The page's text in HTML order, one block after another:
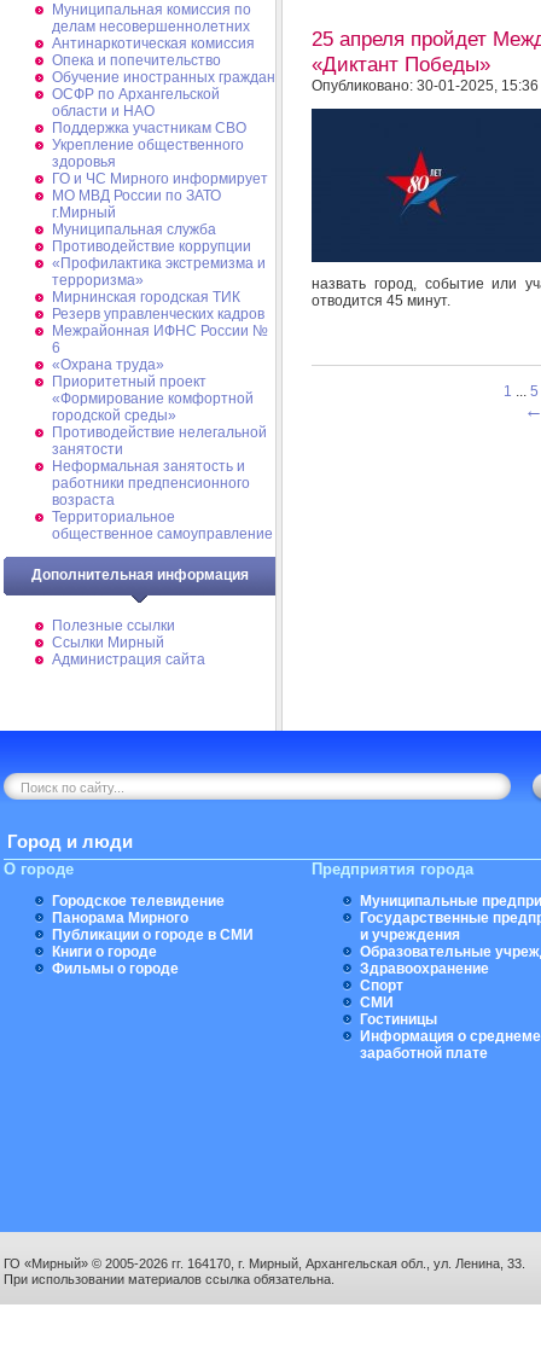
Муниципальная комиссия по
делам несовершеннолетних
Антинаркотическая комиссия
Опека и попечительство
Обучение иностранных граждан
ОСФР по Архангельской
области и НАО
Поддержка участникам СВО
Укрепление общественного
здоровья
ГО и ЧС Мирного информирует
МО МВД России по ЗАТО
г.Мирный
Муниципальная cлужба
Противодействие коррупции
«Профилактика экстремизма и
терроризма»
Мирнинская городская ТИК
Резерв управленческих кадров
Межрайонная ИФНС России №
6
«Охрана труда»
Приоритетный проект
«Формирование комфортной
городской среды»
Противодействие нелегальной
занятости
Неформальная занятость и
работники предпенсионного
возраста
Территориальное
общественное самоуправление
Дополнительная информация
Полезные ссылки
Ссылки Мирный
Администрация сайта
25 апреля пройдет
«Диктант Победы»
Опубликовано: 30-01-2025, 15:36
назвать город, событие или
отводится 45 минут.
1 ... 5
Город и люди
О городе
Городское телевидение
Панорама Мирного
Публикации о городе в СМИ
Книги о городе
Фильмы о городе
Предприятия города
Муниципальные
Государственные
и учреждения
Образовательные
Здравоохранение
Спорт
СМИ
Гостиницы
Информация о
заработной плате
ГО «Мирный» © 2005-2026 гг. 164170, г. Мирный, Архангельская обл., ул. Ленина, 33.
При использовании материалов ссылка обязательна.